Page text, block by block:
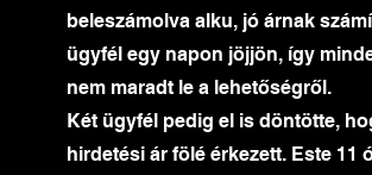
beleszámolva alku, jó árnak
ügyfél egy napon jöjjön, így
nem maradt le a lehetőségről.
Két ügyfél pedig el is döntötte,
hirdetési ár fölé érkezett. Este 11